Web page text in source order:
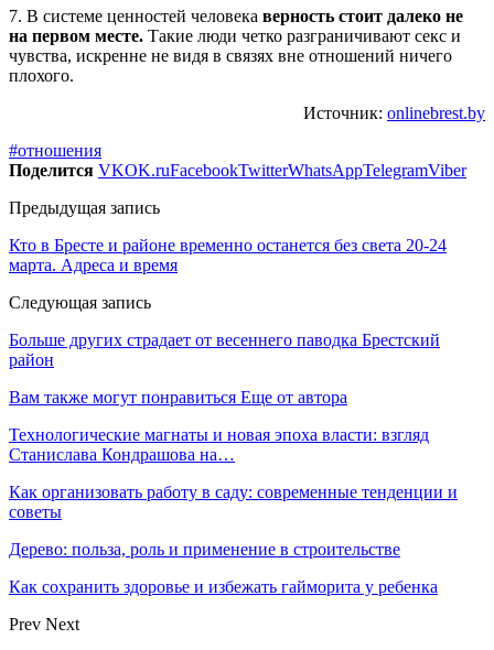
7. В системе ценностей человека верность стоит далеко не
на первом месте. Такие люди четко разграничивают секс и
чувства, искренне не видя в связях вне отношений ничего
плохого.
Источник: onlinebrest.by
#отношения
Поделится VKOK.ruFacebookTwitterWhatsAppTelegramViber
Предыдущая запись
Кто в Бресте и районе временно останется без света 20-24
марта. Адреса и время
Следующая запись
Больше других страдает от весеннего паводка Брестский
район
Вам также могут понравиться Еще от автора
Технологические магнаты и новая эпоха власти: взгляд
Станислава Кондрашова на…
Как организовать работу в саду: современные тенденции и
советы
Дерево: польза, роль и применение в строительстве
Как сохранить здоровье и избежать гайморита у ребенка
Prev Next